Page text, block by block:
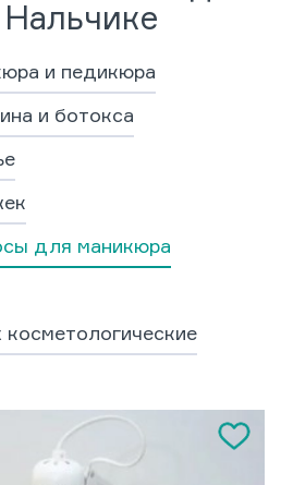
и педикюра
и ботокса
для маникюра